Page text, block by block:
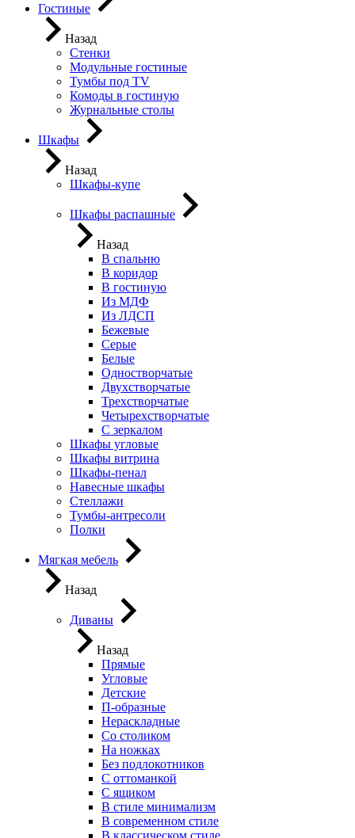
Гостиные
Назад
Стенки
Модульные гостиные
Тумбы под ТV
Комоды в гостиную
Журнальные столы
Шкафы
Назад
Шкафы-купе
Шкафы распашные
Назад
В спальню
В коридор
В гостиную
Из МДФ
Из ЛДСП
Бежевые
Серые
Белые
Одностворчатые
Двухстворчатые
Трехстворчатые
Четырехстворчатые
С зеркалом
Шкафы угловые
Шкафы витрина
Шкафы-пенал
Навесные шкафы
Стеллажи
Тумбы-антресоли
Полки
Мягкая мебель
Назад
Диваны
Назад
Прямые
Угловые
Детские
П-образные
Нераскладные
Со столиком
На ножках
Без подлокотников
С оттоманкой
С ящиком
В стиле минимализм
В современном стиле
В классическом стиле